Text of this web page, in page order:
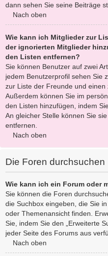
dann sehen Sie seine Beiträge
Nach oben
Wie kann ich Mitglieder zur
der ignorierten Mitglieder
den Listen entfernen?
Sie können Benutzer auf zwei
jedem Benutzerprofil sehen Sie
zur Liste der Freunde und
Außerdem können Sie im
den Listen hinzufügen, indem
An gleicher Stelle können Sie
entfernen.
Nach oben
Die Foren durchsuchen
Wie kann ich ein Forum oder
Sie können die Foren
die Suchbox eingeben, die Sie
oder Themenansicht finden.
Sie, indem Sie den „Erweiterte
jeder Seite des Forums aus
Nach oben